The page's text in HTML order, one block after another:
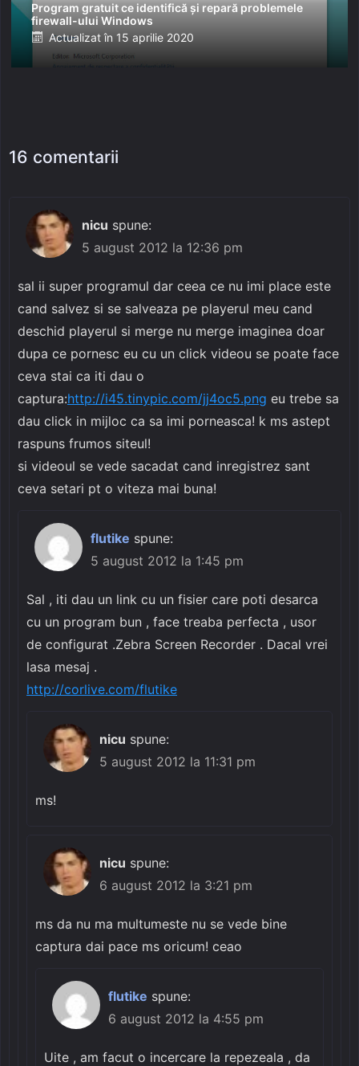
Program gratuit ce identifică și repară problemele
firewall-ului Windows
Posted
on
Actualizat în 15 aprilie 2020
16 comentarii
nicu spune:
5 august 2012 la 12:36 pm
sal ii super programul dar ceea ce nu imi place este
cand salvez si se salveaza pe playerul meu cand
deschid playerul si merge nu merge imaginea doar
dupa ce pornesc eu cu un click videou se poate face
ceva stai ca iti dau o
captura:http://i45.tinypic.com/jj4oc5.png eu trebe sa
dau click in mijloc ca sa imi porneasca! k ms astept
raspuns frumos siteul!
si videoul se vede sacadat cand inregistrez sant
ceva setari pt o viteza mai buna!
flutike spune:
5 august 2012 la 1:45 pm
Sal , iti dau un link cu un fisier care poti desarca
cu un program bun , face treaba perfecta , usor
de configurat .Zebra Screen Recorder . Dacal vrei
lasa mesaj .
http://corlive.com/flutike
nicu spune:
5 august 2012 la 11:31 pm
ms!
nicu spune:
6 august 2012 la 3:21 pm
ms da nu ma multumeste nu se vede bine
captura dai pace ms oricum! ceao
flutike spune:
6 august 2012 la 4:55 pm
Uite , am facut o incercare la repezeala , da